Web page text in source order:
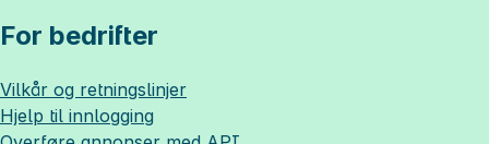
For bedrifter
Vilkår og retningslinjer
Hjelp til innlogging